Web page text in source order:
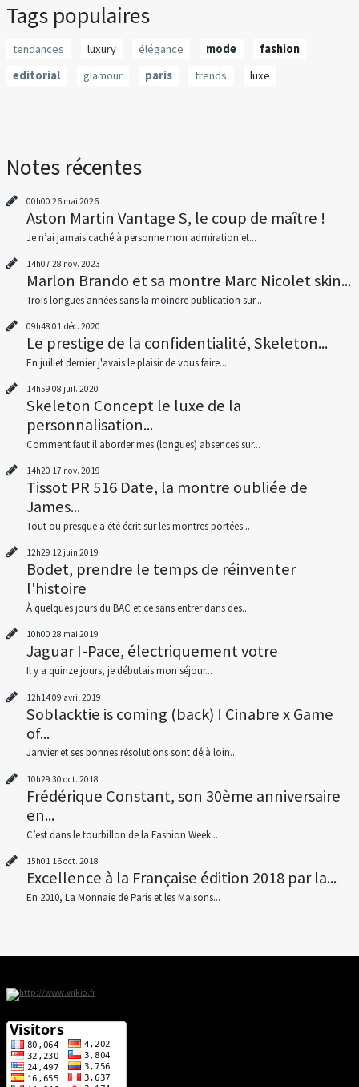
Tags populaires
tendances luxury élégance mode
fashion
editorial
glamour paris trends luxe
Notes récentes
00h00 26 mai 2026
Aston Martin Vantage S, le coup de maître !
Je n’ai jamais caché à personne mon admiration et...
14h07 28 nov. 2023
Marlon Brando et sa montre Marc Nicolet skin...
Trois longues années sans la moindre publication sur...
09h48 01 déc. 2020
Le prestige de la confidentialité, Skeleton...
En juillet dernier j'avais le plaisir de vous faire...
14h59 08 juil. 2020
Skeleton Concept le luxe de la
personnalisation...
Comment faut il aborder mes (longues) absences sur...
14h20 17 nov. 2019
Tissot PR 516 Date, la montre oubliée de
James...
Tout ou presque a été écrit sur les montres portées...
12h29 12 juin 2019
Bodet, prendre le temps de réinventer
l'histoire
À quelques jours du BAC et ce sans entrer dans des...
10h00 28 mai 2019
Jaguar I-Pace, électriquement votre
Il y a quinze jours, je débutais mon séjour...
12h1409 avril 2019
Soblacktie is coming (back) ! Cinabre x Game
of...
Janvier et ses bonnes résolutions sont déjà loin...
10h29 30 oct. 2018
Frédérique Constant, son 30ème anniversaire
en...
C’est dans le tourbillon de la Fashion Week...
15h01 16oct. 2018
Excellence à la Française édition 2018 par la...
En 2010, La Monnaie de Paris et les Maisons...